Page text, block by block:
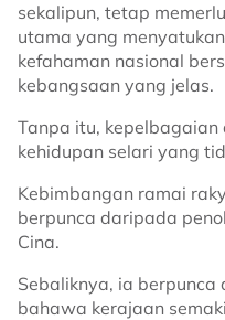
sekalipun, tetap
utama yang
kefahaman nasional
kebangsaan yang jelas.
Tanpa itu,
kehidupan selari yang
Kebimbangan ramai
berpunca daripada
Cina.
Sebaliknya, ia
bahawa kerajaan